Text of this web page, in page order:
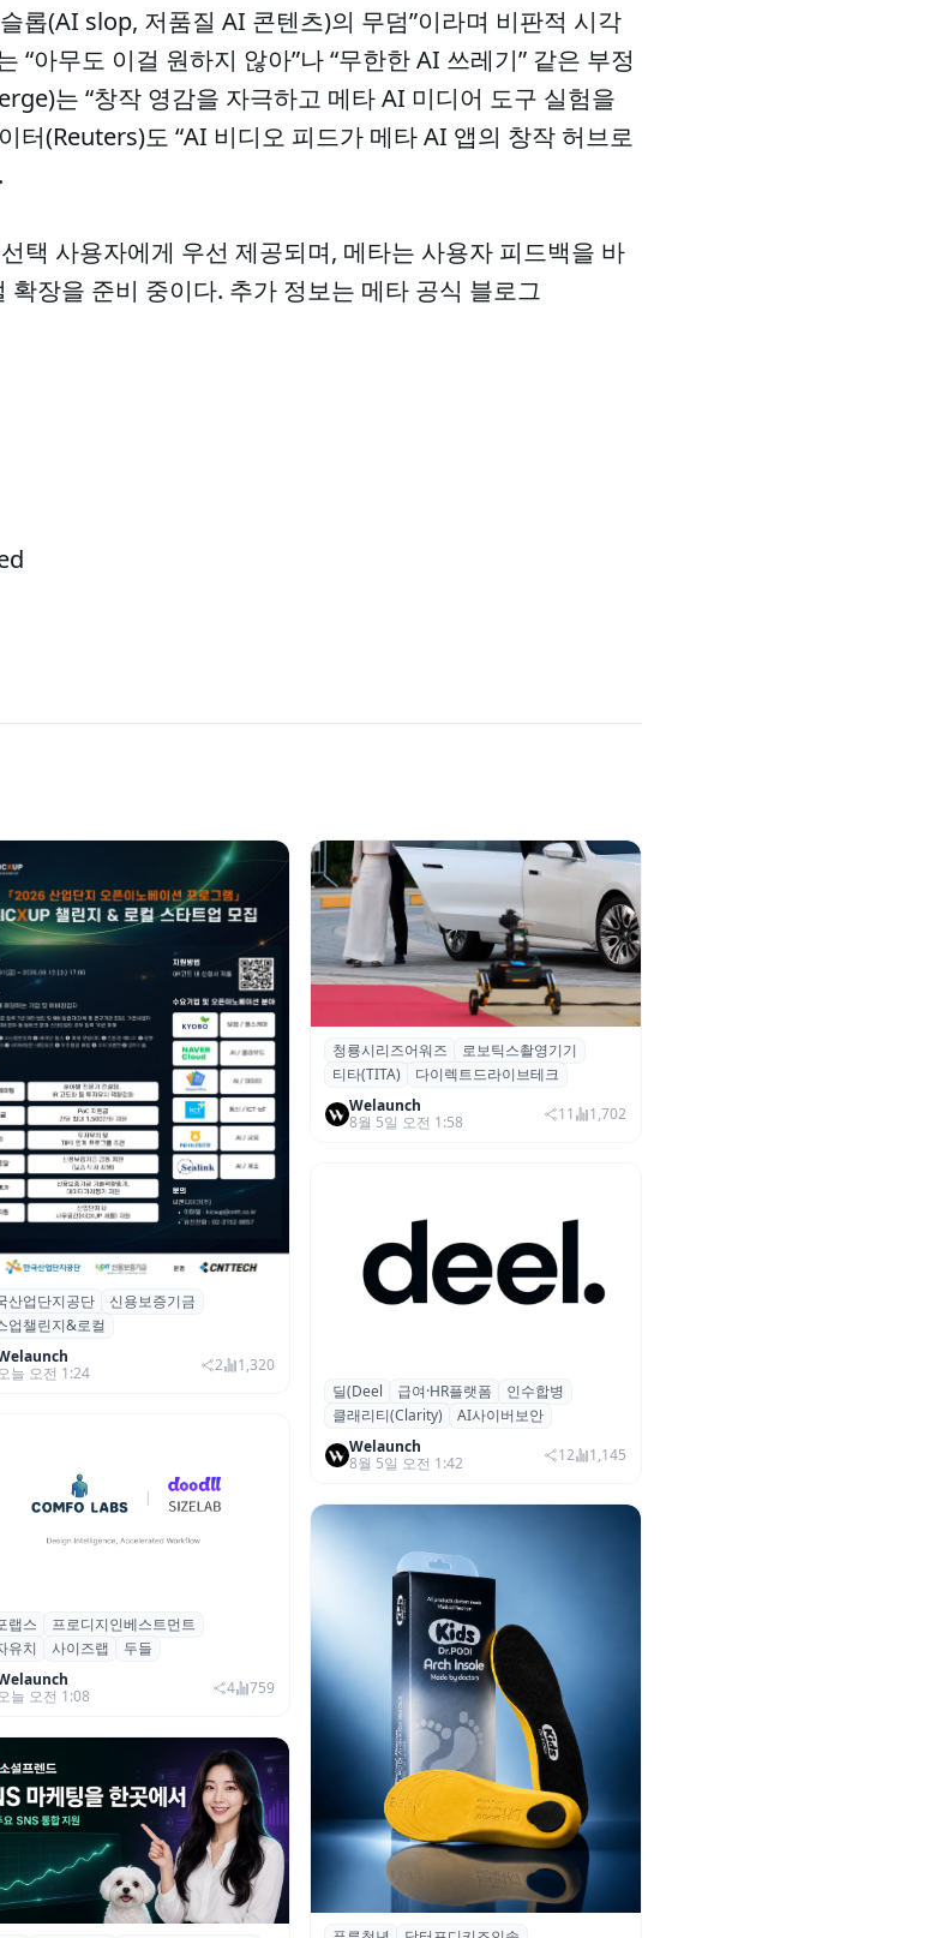
롭(AI slop, 저품질 AI 콘텐츠)의 무덤”이라며 비판적 시각
“아무도 이걸 원하지 않아”나 “무한한 AI 쓰레기” 같은 부정
는 “창작 영감을 자극하고 메타 AI 미디어 도구 실험을
터(Reuters)도 “AI 비디오 피드가 메타 AI 앱의 창작 허브로
택 사용자에게 우선 제공되며, 메타는 사용자 피드백을 바
장을 준비 중이다. 추가 정보는 메타 공식 블로그
공·신보, 2026 ‘킥스업 챌린지&로컬’
스타트업 모집
산업단지공단
신용보증기금
업챌린지&로컬
늘 오전 1:24
2 1,320
랩스, 프로디지인베스트먼트로부터
투자 유치
랩스
프로디지인베스트먼트
유치
사이즈랩
두들
늘 오전 1:08
4 759
청룡시리즈어워즈 레드카펫에 등장한 바
퀴형 이족 보행 로봇 ‘티타(TITA)’
청룡시리즈어워즈
로보틱스촬영기기
티타(TITA)
다이렉트드라이브테크
Welaunch
8월 5일 오전 1:58
11 1,702
글로벌 HR 플랫폼 딜(Deel), ARR 15억
달러 돌파…AI 보안 역량 강화
딜(Deel 급여·HR플랫폼
인수합병
클래리티(Clarity)
AI사이버보안
Welaunch
8월 5일 오전 1:42
12 1,145